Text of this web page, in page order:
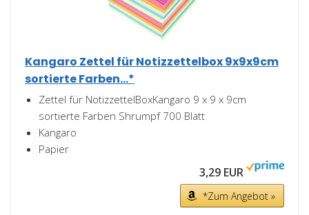
Kangaro Zettel für Notizzettelbox 9x9x9cm
sortierte Farben...*
Zettel für NotizzettelBoxKangaro 9 x 9 x 9cm
sortierte Farben Shrumpf 700 Blatt
Kangaro
Papier
3,29 EUR
*Zum Angebot »